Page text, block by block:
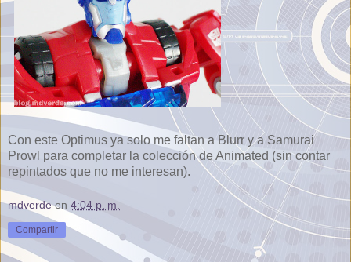
Con este Optimus ya solo me faltan a Blurr y a Samurai
Prowl para completar la colección de Animated (sin contar
repintados que no me interesan).
mdverde en 4:04 p. m.
Compartir